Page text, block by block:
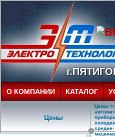
О КОМПАНИИ КАТАЛОГ
Цены
Цены>